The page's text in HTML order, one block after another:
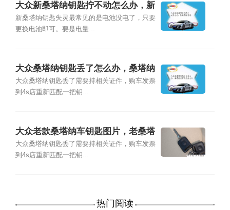
大众新桑塔纳钥匙拧不动怎么办，新
桑塔纳钥匙
新桑塔纳钥匙失灵最常见的是电池没电了，只要
更换电池即可。要是电量...
大众桑塔纳钥匙丢了怎么办，桑塔纳
没有钥匙怎么开
大众桑塔纳钥匙丢了需要持相关证件，购车发票
到4s店重新匹配一把钥...
大众老款桑塔纳车钥匙图片，老桑塔
纳车钥匙丢了怎么办
大众桑塔纳钥匙丢了需要持相关证件，购车发票
到4s店重新匹配一把钥...
热门阅读